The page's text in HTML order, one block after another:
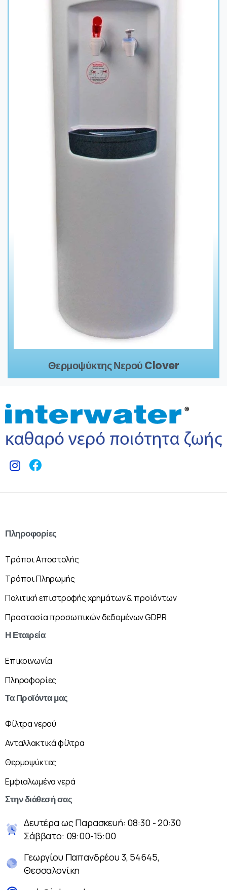
Θερμοψύκτης Νερού Clover
Πληροφορίες
Τρόποι Αποστολής
Τρόποι Πληρωμής
Πολιτική επιστροφής χρημάτων & προϊόντων
Προστασία προσωπικών δεδομένων GDPR
Η Εταιρεία
Επικοινωνία
Πληροφορίες
Τα Προϊόνταμας
Φίλτρα νερού
Ανταλλακτικά φίλτρα
Θερμοψύκτες
Εμφιαλωμένα νερά
Στηνδιάθεσήσας
Δευτέρα ως Παρασκευή: 08:30 - 20:30
Σάββατο: 09:00-15:00
Γεωργίου Παπανδρέου 3, 54645,
Θεσσαλονίκη